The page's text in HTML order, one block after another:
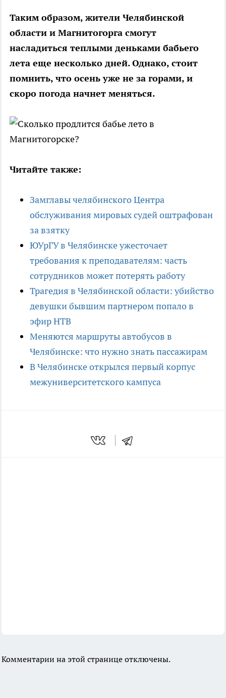
Таким образом, жители Челябинской
области и Магнитогорга смогут
насладиться теплыми деньками бабьего
лета еще несколько дней. Однако, стоит
помнить, что осень уже не за горами, и
скоро погода начнет меняться.
Читайте также:
Замглавы челябинского Центра
обслуживания мировых судей оштрафован
за взятку
ЮУрГУ в Челябинске ужесточает
требования к преподавателям: часть
сотрудников может потерять работу
Трагедия в Челябинской области: убийство
девушки бывшим партнером попало в
эфир НТВ
Меняются маршруты автобусов в
Челябинске: что нужно знать пассажирам
В Челябинске открылся первый корпус
межуниверситетского кампуса
Комментарии на этой странице отключены.